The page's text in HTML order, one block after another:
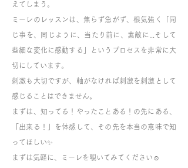
えてしまう。
ミーレのレッスンは、焦らず急がず、根気強く「同
じ事を、同じように、当たり前に、素敵に...そして
些細な変化に感動する」というプロセスを非常に大
切にしています。
刺激も大切ですが、軸がなければ刺激を刺激として
感じることはできません。
まずは、知ってる！やったことある！の先にある、
「出来る！」を体感して、その先を本当の意味で知
ってほしい✨
まずは気軽に、ミーレを覗いてみてください☺️